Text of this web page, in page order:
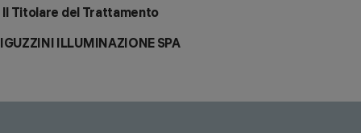
Il Titolare del Trattamento
IGUZZINI ILLUMINAZIONE SPA